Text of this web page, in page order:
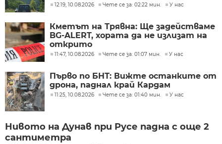
12:19, 10.08.2026 Чете се за: 02:22 мин. У нас
Кметът на Трявна: Ще задействаме
BG-ALERT, хората да не излизат на
открито
11:47, 10.08.2026 Чете се за: 01:07 мин. У нас
Първо по БНТ: Вижте останките от
дрона, паднал край Кардам
11:25, 10.08.2026 Чете се за: 01:40 мин. У нас
Нивото на Дунав при Русе падна с още 2
сантиметра